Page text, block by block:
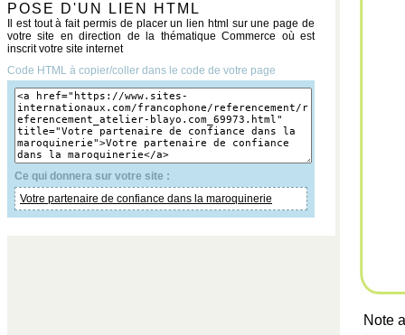
POSE D'UN LIEN HTML
Il est tout à fait permis de placer un lien html sur une page de
votre site en direction de la thématique Commerce où est
inscrit votre site internet
Code HTML à copier/coller dans le code de votre page
Ce qui donnera sur votre site :
Votre partenaire de confiance dans la maroquinerie
Note